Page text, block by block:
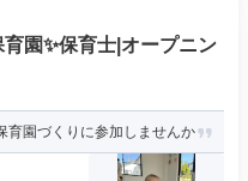
園✨保育士|オープニン
育園づくりに参加しませんか